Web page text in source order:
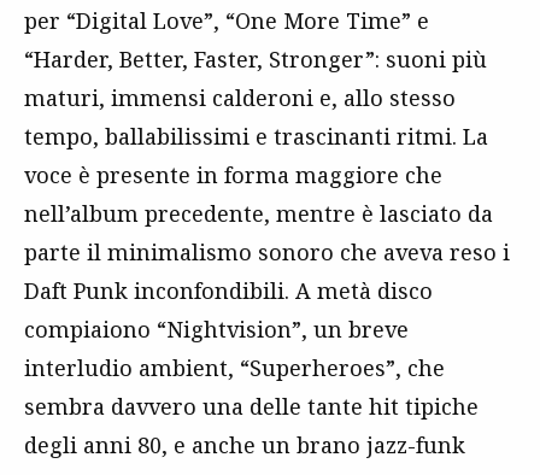
per “Digital Love”, “One More Time” e
“Harder, Better, Faster, Stronger”: suoni più
maturi, immensi calderoni e, allo stesso
tempo, ballabilissimi e trascinanti ritmi. La
voce è presente in forma maggiore che
nell’album precedente, mentre è lasciato da
parte il minimalismo sonoro che aveva reso i
Daft Punk inconfondibili. A metà disco
compiaiono “Nightvision”, un breve
interludio ambient, “Superheroes”, che
sembra davvero una delle tante hit tipiche
degli anni 80, e anche un brano jazz-funk